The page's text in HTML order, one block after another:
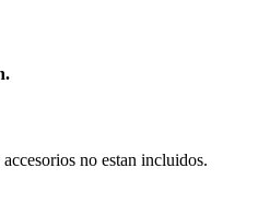
no estan incluidos.